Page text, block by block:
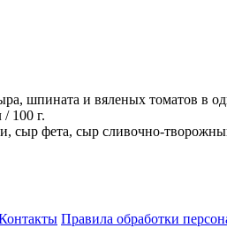
шпината и вяленых томатов в
100 г.
сыр фета, сыр сливочно-
Правила обработки